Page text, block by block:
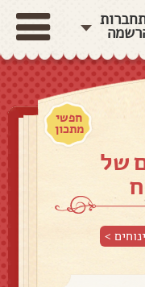
חפשי
מתכון
של
>